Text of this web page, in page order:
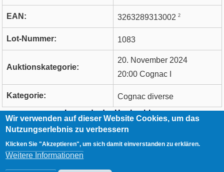
EAN: 3263289313002 2
Lot-Nummer: 1083
Auktionskategorie:
20. November 2024
20:00 Cognac I
Kategorie:
Cognac diverse
Legende der Hochzahlen
RCA
Footer
Kontakt
Impressum
Datenschutzerklärung
Wir verwenden auf dieser Website Cookies, um das
Nutzungserlebnis zu verbessern
Klicken Sie "Akzeptieren", um sich damit einverstanden zu erklären.
Weitere Informationen